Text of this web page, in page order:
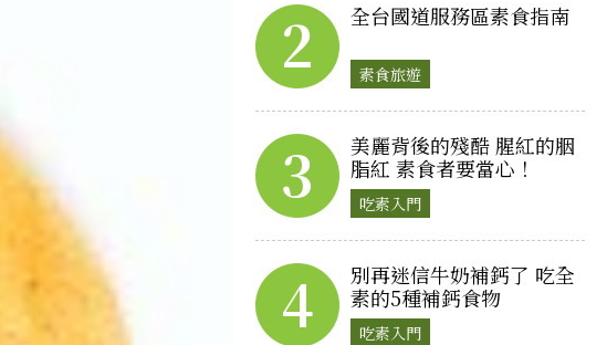
2 全台國道服務區素食指南
素食旅遊
3
美麗背後的殘酷 腥紅的胭
脂紅 素食者要當心！
吃素入門
4
別再迷信牛奶補鈣了 吃全
素的5種補鈣食物
吃素入門